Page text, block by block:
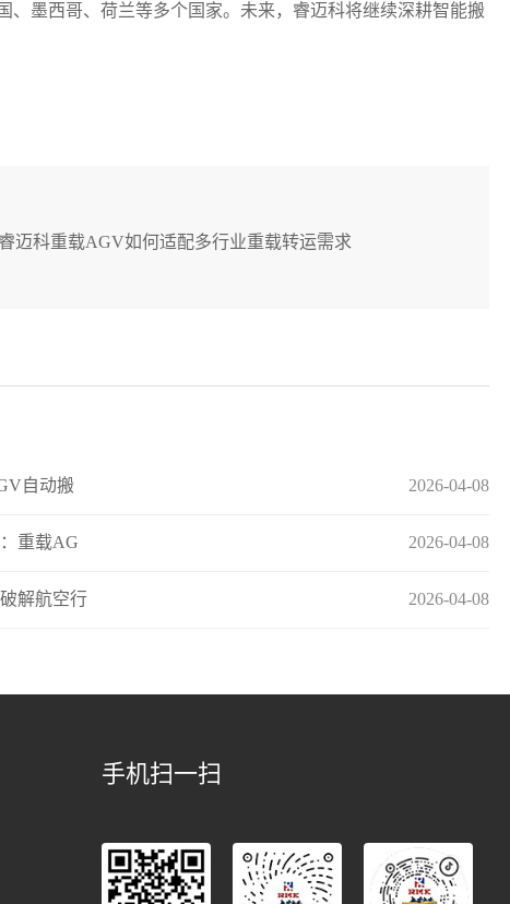
墨西哥、荷兰等多个国家。未来，睿迈科将继续深耕智能搬
迈科重载AGV如何适配多行业重载转运需求
2026-04-08
自动搬
2026-04-08
重载AG
2026-04-08
解航空行
手机扫一扫